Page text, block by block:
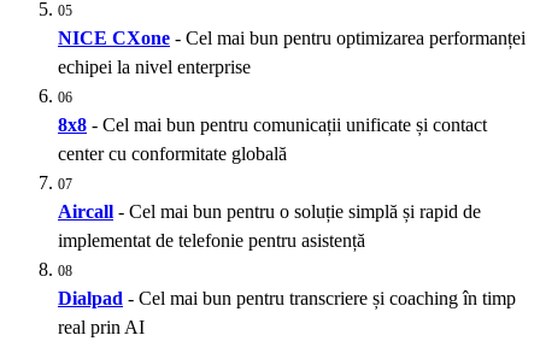
05
NICE CXone - Cel mai bun pentru optimizarea performanței
echipei la nivel enterprise
06
8x8 - Cel mai bun pentru comunicații unificate și contact
center cu conformitate globală
07
Aircall - Cel mai bun pentru o soluție simplă și rapid de
implementat de telefonie pentru asistență
08
Dialpad - Cel mai bun pentru transcriere și coaching în timp
real prin AI